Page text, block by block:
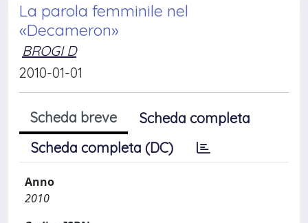
La parola femminile nel
«Decameron»
BROGI D
2010-01-01
Scheda breve
Scheda completa
Scheda completa (DC)
Anno
2010